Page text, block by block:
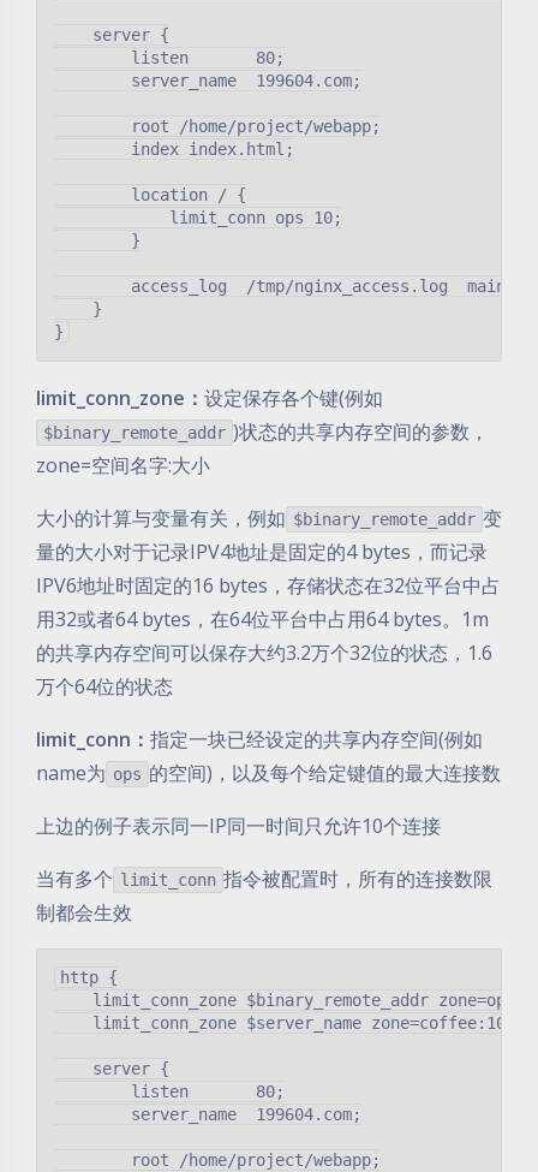
    server {
        listen       80;
        server_name  199604.com;
        root /home/project/webapp;
        index index.html;
        location / {
            limit_conn ops 10;
        }
        access_log  /tmp/nginx_access.log  main;
    }
limit_conn_zone： 设定保存各个键(例如
$binary_remote_addr )状态的共享内存空间的参数，
zone=空间名字:大小
大小的计算与变量有关，例如 $binary_remote_addr 变
量的大小对于记录IPV4地址是固定的4 bytes，而记录
IPV6地址时固定的16 bytes，存储状态在32位平台中占
用32或者64 bytes，在64位平台中占用64 bytes。1m
的共享内存空间可以保存大约3.2万个32位的状态，1.6
万个64位的状态
limit_conn： 指定一块已经设定的共享内存空间(例如
name为 ops 的空间)，以及每个给定键值的最大连接数
上边的例子表示同一IP同一时间只允许10个连接
当有多个 limit_conn 指令被配置时，所有的连接数限
制都会生效
http {
limit_conn_zone $binary_remote_addr
    limit_conn_zone $server_name zone=coffee:10m;
    server {
        listen       80;
        server_name  199604.com;
        root /home/project/webapp;